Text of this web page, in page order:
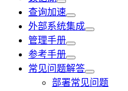
查询加速
外部系统集成
管理手册
参考手册
常见问题解答
部署常见问题